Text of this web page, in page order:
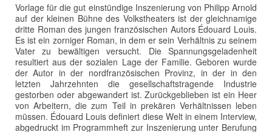
Vorlage für die gut einstündige Inszenierung von Philipp Arnold
auf der kleinen Bühne des Volkstheaters ist der gleichnamige
dritte Roman des jungen französischen Autors Édouard Louis.
Es ist ein zorniger Roman, in dem er sein Verhältnis zu seinem
Vater zu bewältigen versucht. Die Spannungsgeladenheit
resultiert aus der sozialen Lage der Familie. Geboren wurde
der Autor in der nordfranzösischen Provinz, in der in den
letzten Jahrzehnten die gesellschaftstragende Industrie
gestorben oder abgewandert ist. Zurückgeblieben ist ein Heer
von Arbeitern, die zum Teil in prekären Verhältnissen leben
müssen. Édouard Louis definiert diese Welt in einem Interview,
abgedruckt im Programmheft zur Inszenierung unter Berufung